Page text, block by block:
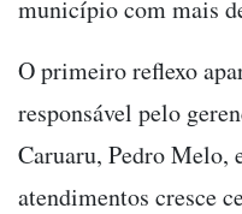
município com mais
O primeiro reflexo
responsável pelo
Caruaru, Pedro Melo,
atendimentos cresce